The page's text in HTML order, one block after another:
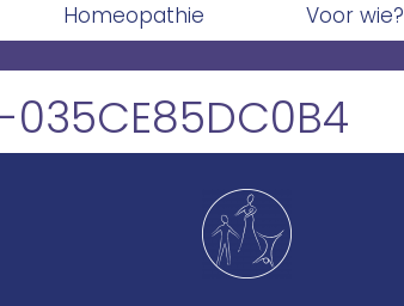
Homeopathie Voor wie?
035CE85DC0B4